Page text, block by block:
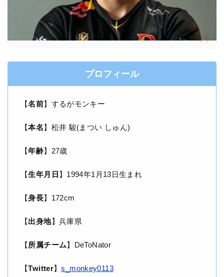
プロフィール
【名前】するがモンキー
【本名】松井 駿(まつい しゅん)
【年齢】27歳
【生年月日 】1994年1月13日生まれ
【身長】172cm
【出身地】兵庫県
【所属チーム】DeToNator
【Twitter】s_monkey0113